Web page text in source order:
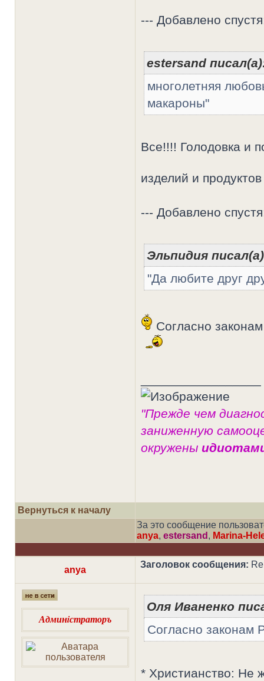
--- Добавлено
estersand
многолетняя
макароны"
Все!!!! Голодовка и
изделий и
--- Добавлено
Эльпидия
"Да любите друг
Согласно
"Прежде чем
заниженную
окружены
Вернуться к началу
За это сообщение
anya, estersand , Marina-
anya
Заголовок сообщения:
Админiстраторъ
Оля Иваненко
Согласно законам
* Христианство: Не